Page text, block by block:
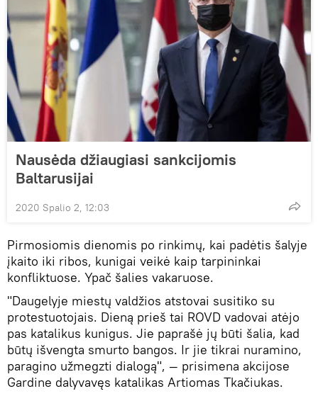
Nausėda džiaugiasi sankcijomis
Baltarusijai
2020 Spalio 2, 12:03
Pirmosiomis dienomis po rinkimų, kai padėtis šalyje
įkaito iki ribos, kunigai veikė kaip tarpininkai
konfliktuose. Ypač šalies vakaruose.
"Daugelyje miestų valdžios atstovai susitiko su
protestuotojais. Dieną prieš tai ROVD vadovai atėjo
pas katalikus kunigus. Jie paprašė jų būti šalia, kad
būtų išvengta smurto bangos. Ir jie tikrai nuramino,
paragino užmegzti dialogą", — prisimena akcijose
Gardine dalyvavęs katalikas Artiomas Tkačiukas.